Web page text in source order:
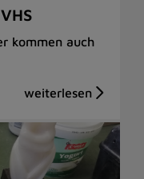
kommen auch